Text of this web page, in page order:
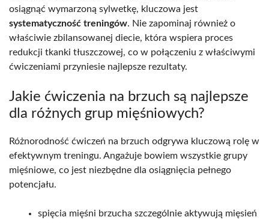
osiągnąć wymarzoną sylwetkę, kluczowa jest
systematyczność treningów. Nie zapominaj również o
właściwie zbilansowanej diecie, która wspiera proces
redukcji tkanki tłuszczowej, co w połączeniu z właściwymi
ćwiczeniami przyniesie najlepsze rezultaty.
Jakie ćwiczenia na brzuch są najlepsze
dla różnych grup mięśniowych?
Różnorodność ćwiczeń na brzuch odgrywa kluczową rolę w
efektywnym treningu. Angażuje bowiem wszystkie grupy
mięśniowe, co jest niezbędne dla osiągnięcia pełnego
potencjału.
spięcia mięśni brzucha szczególnie aktywują mięsień